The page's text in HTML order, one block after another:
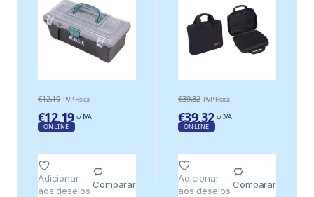
€12,19 PVP Física
€12,19 c/ IVA
ONLINE
Adicionar
aos desejos
Comparar
€39,32 PVP Física
€39,32 c/ IVA
ONLINE
Adicionar
aos desejos
Comparar